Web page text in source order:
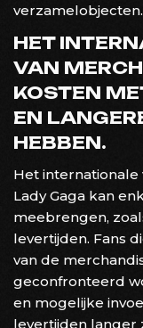
verzamelobjecten.
HET
VAN
KOSTEN
EN
HEBBEN.
Het internationale
Lady Gaga kan
meebrengen,
levertijden. Fans
van de
geconfronteerd
en mogelijke
levertijden langer